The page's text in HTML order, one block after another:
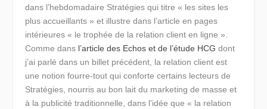
dans l’hebdomadaire Stratégies qui titre « les sites les
plus accueillants » et illustre dans l’article en pages
intérieures « le trophée de la relation client en ligne ».
Comme dans l’article des Echos et de l’étude HCG dont
j’ai parlé dans un billet précédent, la relation client est
une notion fourre-tout qui conforte certains lecteurs de
Stratégies, nourris au bon lait du marketing de masse et
à la publicité traditionnelle, dans l’idée que « la relation